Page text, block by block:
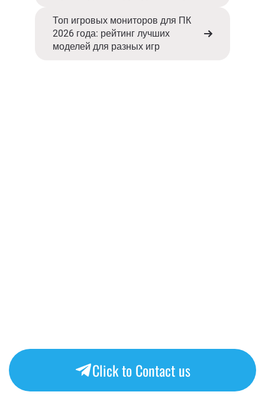
Топ игровых мониторов для ПК
2026 года: рейтинг лучших
моделей для разных игр
Click to Contact us